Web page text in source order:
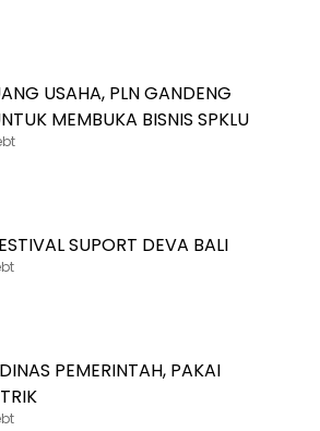
USAHA, PLN GANDENG
MEMBUKA BISNIS SPKLU
SUPORT DEVA BALI
PEMERINTAH, PAKAI